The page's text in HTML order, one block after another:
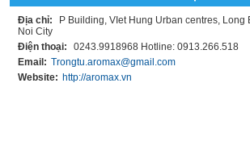
Địa chỉ:
P Building, VIet Hung Urban centres, Long
Noi City
Điện thoại:
0243.9918968 Hotline: 0913.266.518
Email: Trongtu.aromax@gmail.com
Website: http://aromax.vn